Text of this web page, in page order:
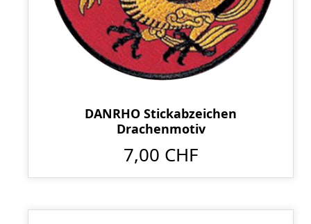
DANRHO Stickabzeichen
Drachenmotiv
7,00 CHF